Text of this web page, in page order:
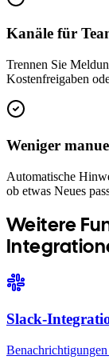
Kanäle für
Trennen Sie
Kostenfreigaben
Weniger
Automatische
ob etwas Neues
Weitere
Slack-